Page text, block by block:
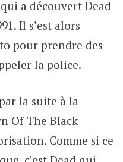
a découvert Dead
Il s’est alors
pour prendre des
la police.
la suite à la
Of The Black
Comme si ce